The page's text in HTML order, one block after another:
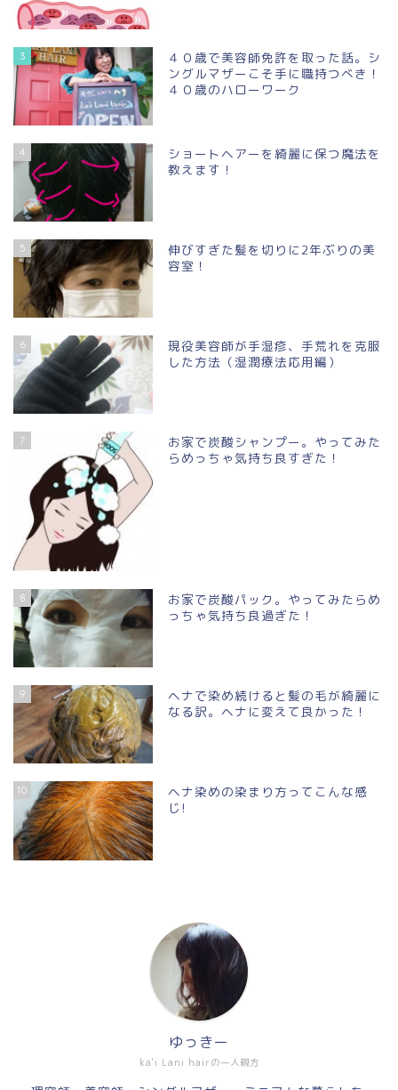
3
４０歳で美容師免許を取った話。シ
ングルマザーこそ手に職持つべき！
４０歳のハローワーク
4
ショートヘアーを綺麗に保つ魔法を
教えます！
5
伸びすぎた髪を切りに2年ぶりの美
容室！
6
現役美容師が手湿疹、手荒れを克服
した方法（湿潤療法応用編）
7
お家で炭酸シャンプー。やってみた
らめっちゃ気持ち良すぎた！
8
お家で炭酸パック。やってみたらめ
っちゃ気持ち良過ぎた！
9
ヘナで染め続けると髪の毛が綺麗に
なる訳。ヘナに変えて良かった！
10
ヘナ染めの染まり方ってこんな感
じ!
ka'i Lani hairの一人親方
ゆっきー